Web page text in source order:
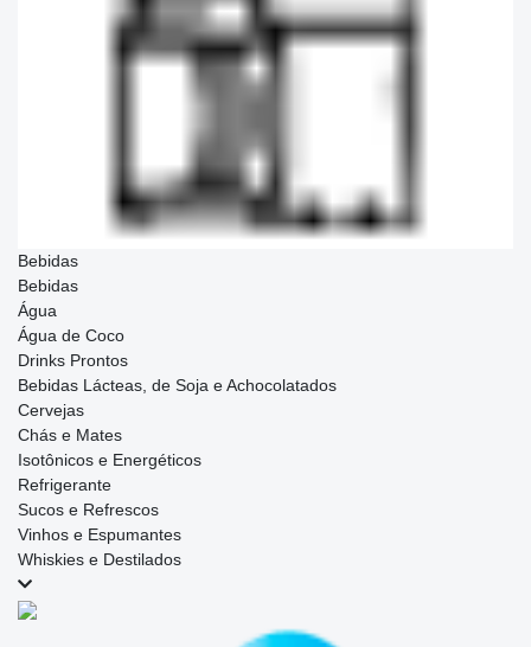
Bebidas
Bebidas
Água
Água de Coco
Drinks Prontos
Bebidas Lácteas, de Soja e Achocolatados
Cervejas
Chás e Mates
Isotônicos e Energéticos
Refrigerante
Sucos e Refrescos
Vinhos e Espumantes
Whiskies e Destilados